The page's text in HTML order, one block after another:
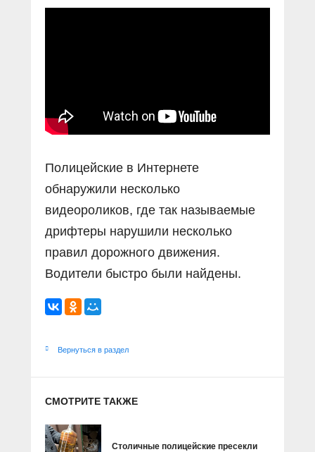
Социальные ролики
Полицейские в Интернете
обнаружили несколько
видеороликов, где так называемые
дрифтеры нарушили несколько
правил дорожного движения.
Водители быстро были найдены.
Вернуться в раздел
СМОТРИТЕ ТАКЖЕ
Столичные полицейские пресекли